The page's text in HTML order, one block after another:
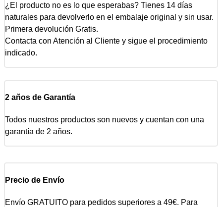
¿El producto no es lo que esperabas? Tienes 14 días
naturales para devolverlo en el embalaje original y sin usar.
Primera devolución Gratis.
Contacta con Atención al Cliente y sigue el procedimiento
indicado.
2 años de Garantía
Todos nuestros productos son nuevos y cuentan con una
garantía de 2 años.
Precio de Envío
Envío GRATUITO para pedidos superiores a 49€. Para